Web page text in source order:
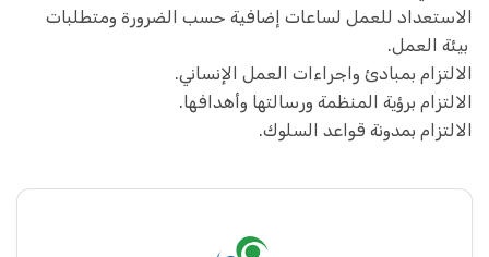
الاستعداد للعمل لساعات إضافية حسب الضرورة ومتطلبات
بيئة العمل.
الالتزام بمبادئ واجراءات العمل الإنساني.
الالتزام برؤية المنظمة ورسالتها وأهدافها.
الالتزام بمدونة قواعد السلوك.